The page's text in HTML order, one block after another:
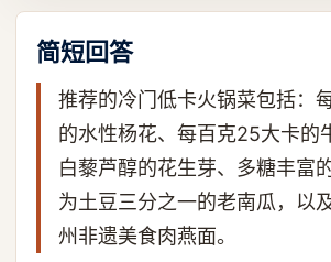
简短回答
推荐的冷门低卡火锅菜包括：
的水性杨花、每百克25大卡的
白藜芦醇的花生芽、多糖丰富
为土豆三分之一的老南瓜，以
州非遗美食肉燕面。